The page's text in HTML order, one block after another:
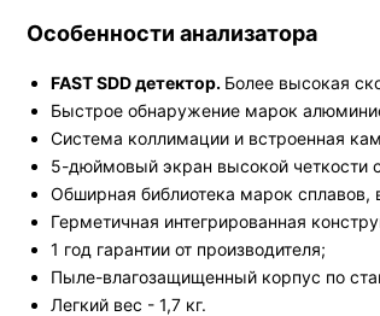
Особенности анализатора
FAST SDD детектор. Более высокая
Быстрое обнаружение марок
Система коллимации и встроенная
5-дюймовый экран высокой четкости
Обширная библиотека марок сплавов,
Герметичная интегрированная
1 год гарантии от производителя;
Пыле-влагозащищенный корпус по
Легкий вес - 1,7 кг.